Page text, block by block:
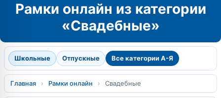
Рамки онлайн из категории
«Свадебные»
Школьные Отпускные Все категории А-Я
Главная › Рамки онлайн › Свадебные